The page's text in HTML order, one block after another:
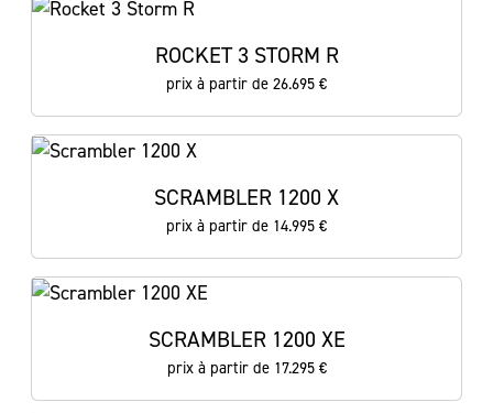
ROCKET 3 STORM R
prix à partir de 26.695 €
SCRAMBLER 1200 X
prix à partir de 14.995 €
SCRAMBLER 1200 XE
prix à partir de 17.295 €